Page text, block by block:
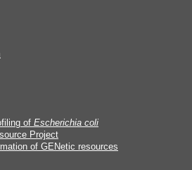
of Escherichia coli
Project
of GENetic resources